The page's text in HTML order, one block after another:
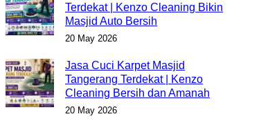
Terdekat | Kenzo Cleaning Bikin
Masjid Auto Bersih
20 May 2026
Jasa Cuci Karpet Masjid
Tangerang Terdekat | Kenzo
Cleaning Bersih dan Amanah
20 May 2026